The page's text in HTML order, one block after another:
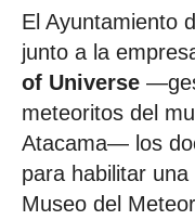
El Ayuntamiento
junto a la
of Universe
meteoritos del
Atacama— los
para habilitar una
Museo del